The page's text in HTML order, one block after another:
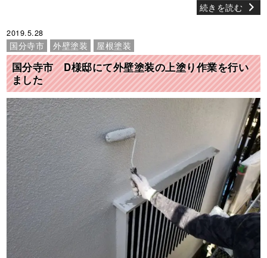
続きを読む
2019.5.28
国分寺市 外壁塗装 屋根塗装
国分寺市 D様邸にて外壁塗装の上塗り作業を行い
ました